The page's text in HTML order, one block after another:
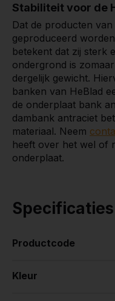
Stabiliteit voor de
Dat de producten
geproduceerd
betekent dat zij sterk
ondergrond is
dergelijk gewicht.
banken van HeBlad
de onderplaat bank
dambank antraciet
materiaal. Neem
heeft over het wel of
onderplaat.
Specificaties
Productcode
Kleur